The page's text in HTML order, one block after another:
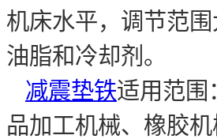
机床水平，调节范
油脂和冷却剂。
减震垫铁适用范围
品加工机械、橡胶